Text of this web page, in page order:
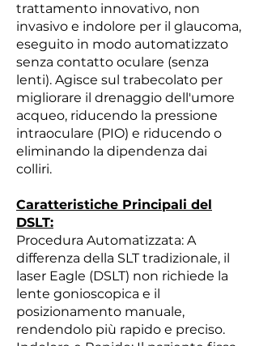
trattamento innovativo, non
invasivo e indolore per il glaucoma,
eseguito in modo automatizzato
senza contatto oculare (senza
lenti). Agisce sul trabecolato per
migliorare il drenaggio dell'umore
acqueo, riducendo la pressione
intraoculare (PIO) e riducendo o
eliminando la dipendenza dai
colliri.
Caratteristiche Principali del
DSLT:
Procedura Automatizzata: A
differenza della SLT tradizionale, il
laser Eagle (DSLT) non richiede la
lente gonioscopica e il
posizionamento manuale,
rendendolo più rapido e preciso.